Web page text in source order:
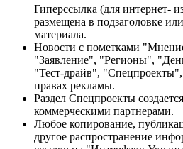
Гиперссылка (для интернет-
размещена в подзаголовке
материала.
Новости с пометками
"Заявление", "Регионы",
"Тест-драйв",
правах рекламы.
Раздел Спецпроекты
коммерческими партнерами.
Любое копирование,
другое распространение